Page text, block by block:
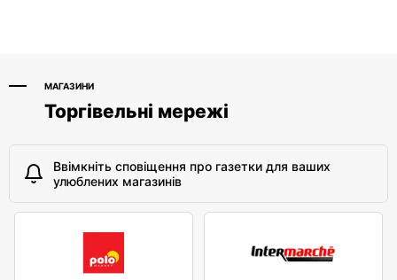
МАГАЗИНИ
Торгівельні мережі
Ввімкніть сповіщення про газетки для ваших
улюблених магазинів